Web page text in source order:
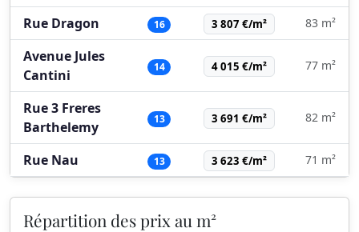
Rue Dragon 16 3 807 €/m² 83 m²
Avenue Jules
Cantini
14 4 015 €/m² 77 m²
Rue 3 Freres
Barthelemy
13 3 691 €/m² 82 m²
Rue Nau 13 3 623 €/m² 71 m²
Répartition des prix au m²